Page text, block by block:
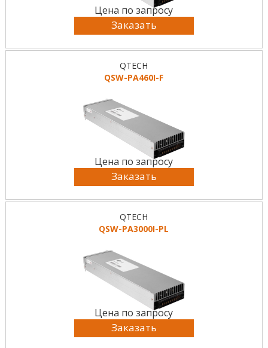
Цена по запросу
Заказать
QTECH
QSW-PA460I-F
Цена по запросу
Заказать
QTECH
QSW-PA3000I-PL
Цена по запросу
Заказать